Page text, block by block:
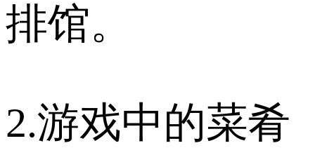
排馆。
2.游戏中的菜肴